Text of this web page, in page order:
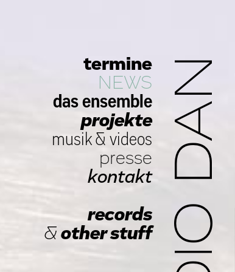
termine
NEWS
das ensemble
projekte
musik& videos
presse
kontakt
records
& other stuff